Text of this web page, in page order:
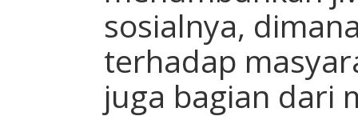
sosialnya,
terhadap
juga bagian dari